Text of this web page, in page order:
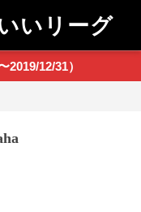
いリーグ
12/31）